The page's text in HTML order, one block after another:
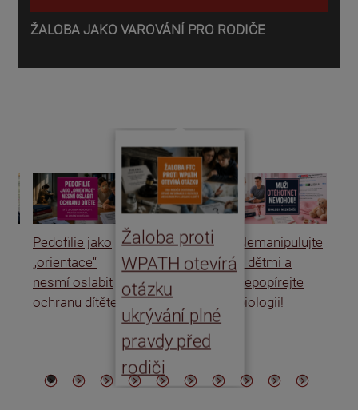
ŽALOBA JAKO VAROVÁNÍ PRO RODIČE
Pedofilie jako
„orientace“
nesmí oslabit
ochranu dítěte
Žaloba proti
WPATH otevírá
otázku
ukrývání plné
pravdy před
rodiči
Nemanipulujte
s dětmi a
nepopírejte
biologii!